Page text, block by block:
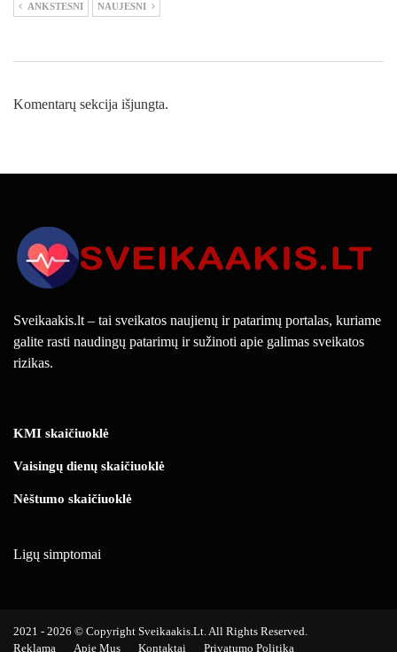
ANKSTESNI NAUJESNI
Komentarų sekcija išjungta.
Sveikaakis.lt – tai sveikatos naujienų ir patarimų portalas, kuriame
galite rasti naudingų patarimų ir sužinoti apie galimas sveikatos
rizikas.
KMI skaičiuoklė
Vaisingų dienų skaičiuoklė
Nėštumo skaičiuoklė
Ligų simptomai
2021 - 2026 © Copyright Sveikaakis.lt. All Rights Reserved.
Reklama
Apie Mus Kontaktai Privatumo Politika